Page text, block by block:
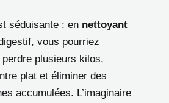
séduisante : en nettoyant
vous pourriez
plusieurs kilos,
plat et éliminer des
accumulées. L’imaginaire